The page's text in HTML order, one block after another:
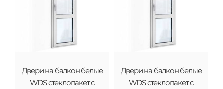
Двери на балкон белые
WDS стеклопакет с
Двери на балкон белые
WDS стеклопакет с